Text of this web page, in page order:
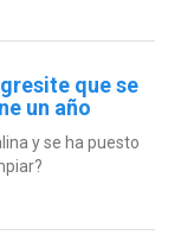
que se
un año
y se ha puesto